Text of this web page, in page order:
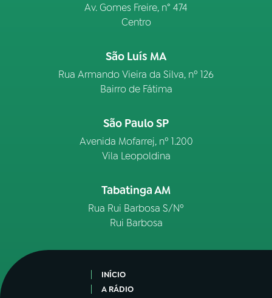
Av. Gomes Freire, n° 474
Centro
São Luís MA
Rua Armando Vieira da Silva, nº 126
Bairro de Fátima
São Paulo SP
Avenida Mofarrej, nº 1.200
Vila Leopoldina
Tabatinga AM
Rua Rui Barbosa S/Nº
Rui Barbosa
INÍCIO
A RÁDIO